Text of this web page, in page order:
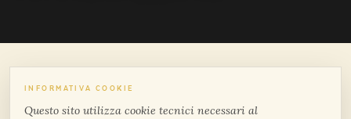
INFORMATIVA COOKIE
Questo sito utilizza cookie tecnici necessari al